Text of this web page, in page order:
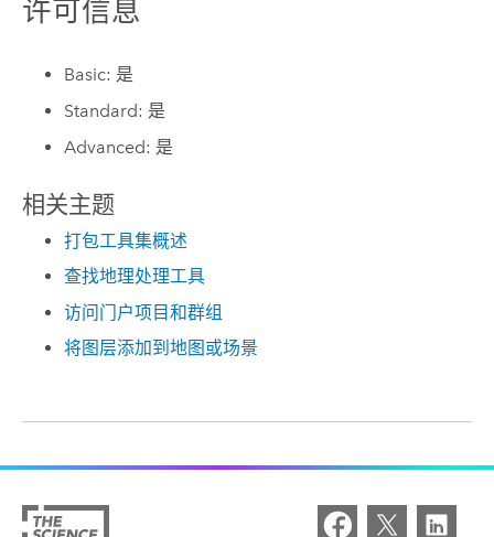
许可信息
Basic: 是
Standard: 是
Advanced: 是
相关主题
打包工具集概述
查找地理处理工具
访问门户项目和群组
将图层添加到地图或场景